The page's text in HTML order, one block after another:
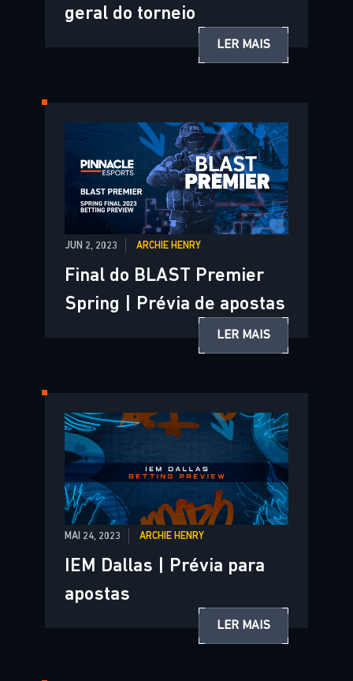
geral do torneio
LER MAIS
JUN 2, 2023 ARCHIE HENRY
Final do BLAST Premier
Spring | Prévia de apostas
LER MAIS
MAI 24, 2023 ARCHIE HENRY
IEM Dallas | Prévia para
apostas
LER MAIS